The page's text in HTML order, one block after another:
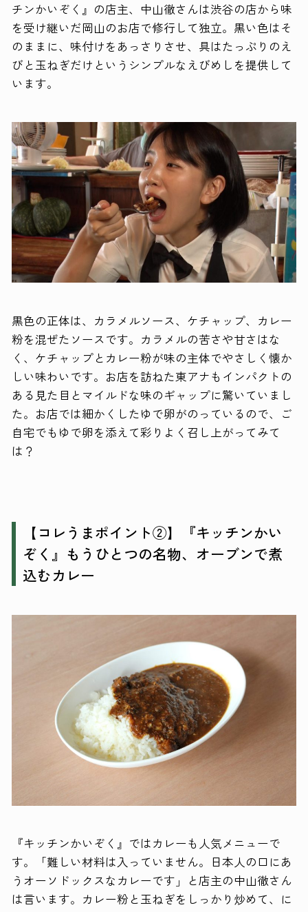
チンかいぞく』の店主、中山徹さんは渋谷の店から味
を受け継いだ岡山のお店で修行して独立。黒い色はそ
のままに、味付けをあっさりさせ、具はたっぷりのえ
びと玉ねぎだけというシンプルなえびめしを提供して
います。
黒色の正体は、カラメルソース、ケチャップ、カレー
粉を混ぜたソースです。カラメルの苦さや甘さはな
く、ケチャップとカレー粉が味の主体でやさしく懐か
しい味わいです。お店を訪ねた東アナもインパクトの
ある見た目とマイルドな味のギャップに驚いていまし
た。お店では細かくしたゆで卵がのっているので、ご
自宅でもゆで卵を添えて彩りよく召し上がってみて
は？
【コレうまポイント②】『キッチンかい
ぞく』もうひとつの名物、オーブンで煮
込むカレー
『キッチンかいぞく』ではカレーも人気メニューで
す。「難しい材料は入っていません。日本人の口にあ
うオーソドックスなカレーです」と店主の中山徹さん
は言います。カレー粉と玉ねぎをしっかり炒めて、に